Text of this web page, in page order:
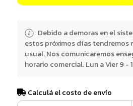
Debido a demoras en el
estos próximos días tendremos
usual. Nos comunicaremos
horario comercial. Lun a Vier 9 -
Calculá el costo de envío